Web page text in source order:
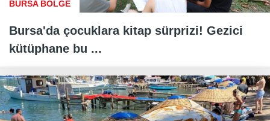
BURSA BÖLGE
Bursa'da çocuklara kitap sürprizi! Gezici
kütüphane bu ...